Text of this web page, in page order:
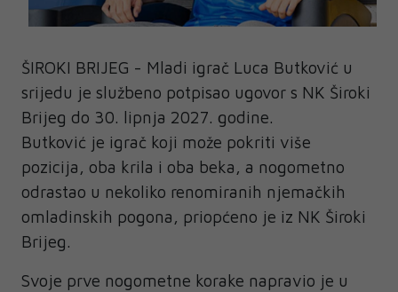
ŠIROKI BRIJEG - Mladi igrač Luca Butković u
srijedu je službeno potpisao ugovor s NK Široki
Brijeg do 30. lipnja 2027. godine.
Butković je igrač koji može pokriti više
pozicija, oba krila i oba beka, a nogometno
odrastao u nekoliko renomiranih njemačkih
omladinskih pogona, priopćeno je iz NK Široki
Brijeg.
Svoje prve nogometne korake napravio je u